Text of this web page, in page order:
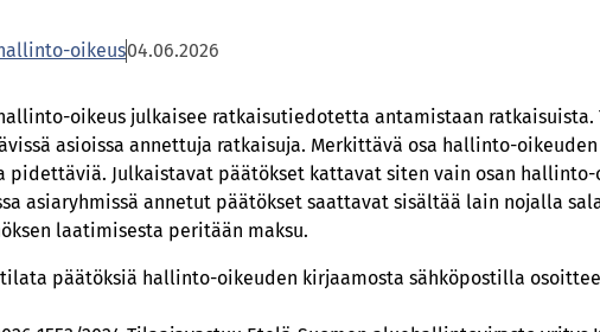
oikeus04.06.2026
oikeus julkaisee ratkaisutiedotetta antamistaan ratkaisuista.
asioissa annettuja ratkaisuja. Merkittävä osa hallinto-
pidettäviä. Julkaistavat päätökset kattavat siten vain osan
asiaryhmissä annetut päätökset saattavat sisältää lain nojalla
laatimisesta peritään maksu.
päätöksiä hallinto-oikeuden kirjaamosta sähköpostilla